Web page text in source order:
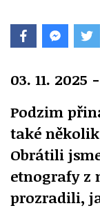
03. 11. 2025 -
Podzim
také
Obrátili
etnografy z
prozradili,